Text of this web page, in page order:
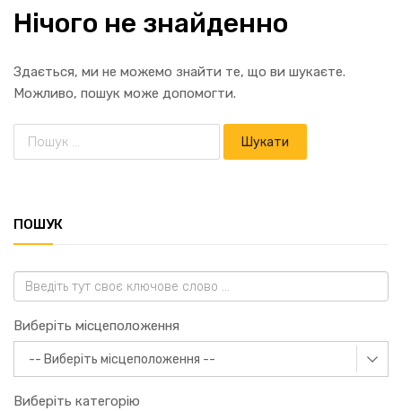
Нічого не знайденно
Здається, ми не можемо знайти те, що ви шукаєте.
Можливо, пошук може допомогти.
ПОШУК
Виберіть місцеположення
Виберіть категорію